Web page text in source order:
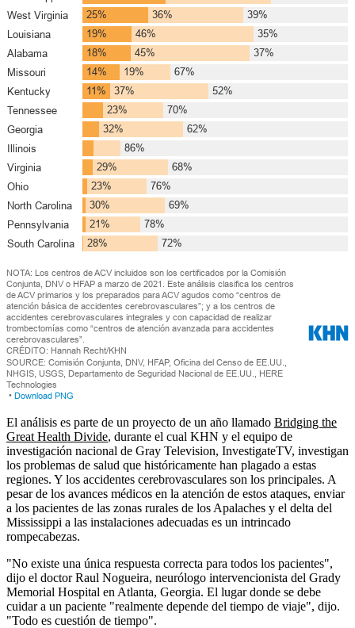
El análisis es parte de un proyecto de un año llamado Bridging the
Great Health Divide, durante el cual KHN y el equipo de
investigación nacional de Gray Television, InvestigateTV, investigan
los problemas de salud que históricamente han plagado a estas
regiones. Y los accidentes cerebrovasculares son los principales. A
pesar de los avances médicos en la atención de estos ataques, enviar
a los pacientes de las zonas rurales de los Apalaches y el delta del
Mississippi a las instalaciones adecuadas es un intrincado
rompecabezas.
"No existe una única respuesta correcta para todos los pacientes",
dijo el doctor Raul Nogueira, neurólogo intervencionista del Grady
Memorial Hospital en Atlanta, Georgia. El lugar donde se debe
cuidar a un paciente "realmente depende del tiempo de viaje", dijo.
"Todo es cuestión de tiempo".